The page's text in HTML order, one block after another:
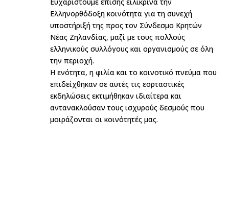
Ελληνορθόδοξη κοινότητα για τη συνεχή
υποστήριξή της προς τον Σύνδεσμο Κρητών
Νέας Ζηλανδίας, μαζί με τους πολλούς
ελληνικούς συλλόγους και οργανισμούς σε όλη
την περιοχή.
Η ενότητα, η φιλία και το κοινοτικό πνεύμα που
επιδείχθηκαν σε αυτές τις εορταστικές
εκδηλώσεις εκτιμήθηκαν ιδιαίτερα και
αντανακλούσαν τους ισχυρούς δεσμούς που
μοιράζονται οι κοινότητές μας.